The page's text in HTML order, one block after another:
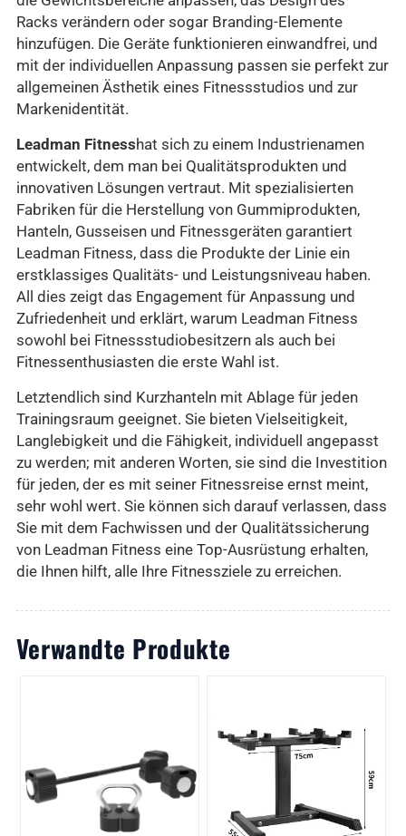
Racks verändern oder sogar Branding-Elemente
hinzufügen. Die Geräte funktionieren einwandfrei, und
mit der individuellen Anpassung passen sie perfekt zur
allgemeinen Ästhetik eines Fitnessstudios und zur
Markenidentität.
Leadman Fitnesshat sich zu einem Industrienamen
entwickelt, dem man bei Qualitätsprodukten und
innovativen Lösungen vertraut. Mit spezialisierten
Fabriken für die Herstellung von Gummiprodukten,
Hanteln, Gusseisen und Fitnessgeräten garantiert
Leadman Fitness, dass die Produkte der Linie ein
erstklassiges Qualitäts- und Leistungsniveau haben.
All dies zeigt das Engagement für Anpassung und
Zufriedenheit und erklärt, warum Leadman Fitness
sowohl bei Fitnessstudiobesitzern als auch bei
Fitnessenthusiasten die erste Wahl ist.
Letztendlich sind Kurzhanteln mit Ablage für jeden
Trainingsraum geeignet. Sie bieten Vielseitigkeit,
Langlebigkeit und die Fähigkeit, individuell angepasst
zu werden; mit anderen Worten, sie sind die Investition
für jeden, der es mit seiner Fitnessreise ernst meint,
sehr wohl wert. Sie können sich darauf verlassen, dass
Sie mit dem Fachwissen und der Qualitätssicherung
von Leadman Fitness eine Top-Ausrüstung erhalten,
die Ihnen hilft, alle Ihre Fitnessziele zu erreichen.
Verwandte Produkte